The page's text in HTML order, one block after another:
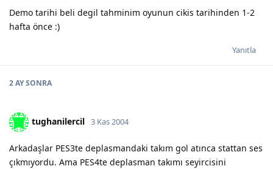
Demo tarihi beli degil tahminim oyunun cikis tarihinden 1-2
hafta önce :)
Yanıtla
2 AYSONRA
tughanilercil 3 Kas 2004
Arkadaşlar PES3te deplasmandaki takım gol atınca stattan ses
çıkmıyordu. Ama PES4te deplasman takımı seyircisini